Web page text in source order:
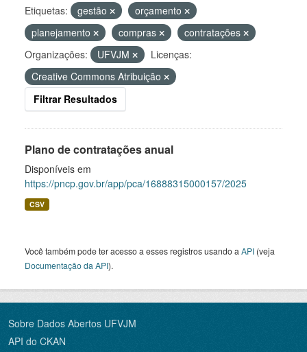
Etiquetas: gestão
orçamento
planejamento
compras
contratações
Organizações:
UFVJM
Licenças:
Creative Commons Atribuição
Filtrar Resultados
Plano de contratações anual
Disponíveis em
https://pncp.gov.br/app/pca/16888315000157/2025
CSV
Você também pode ter acesso a esses registros usando a API (veja
Documentação da API).
Sobre Dados Abertos UFVJM
API do CKAN